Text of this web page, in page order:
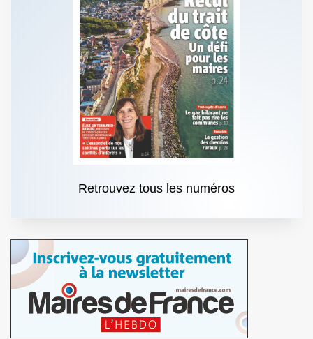
Retrouvez tous les numéros